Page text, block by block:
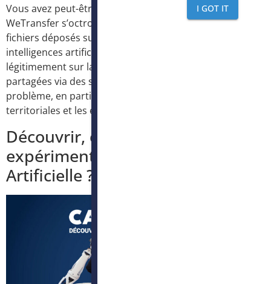
Vous avez peut-être vu passer l’information :
WeTransfer s’octroie désormais le droit d’exploiter les
fichiers déposés sur sa plateforme pour entraîner ses
intelligences artificielles. Une évolution qui interroge
légitimement sur la confidentialité des données
partagées via des services grand public. Ce modèle pose
problème, en particulier pour les collectivités
territoriales et les établissements publics, soumis […]
Découvrir, comprendre et
expérimenter l’Intelligence
Artificielle ?
I GOT IT